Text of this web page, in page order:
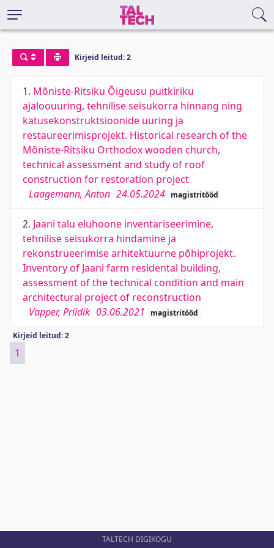
Kirjeid leitud: 2
1. Mõniste-Ritsiku Õigeusu puitkiriku
ajaloouuring, tehnilise seisukorra hinnang ning
katusekonstruktsioonide uuring ja
restaureerimisprojekt. Historical research of the
Mõniste-Ritsiku Orthodox wooden church,
technical assessment and study of roof
construction for restoration project
Laagemann, Anton 24.05.2024 magistritööd
2. Jaani talu eluhoone inventariseerimine,
tehnilise seisukorra hindamine ja
rekonstrueerimise arhitektuurne põhiprojekt.
Inventory of Jaani farm residental building,
assessment of the technical condition and main
architectural project of reconstruction
Vapper, Priidik 03.06.2021 magistritööd
Kirjeid leitud: 2
1
TALTECH DIGIKOGU